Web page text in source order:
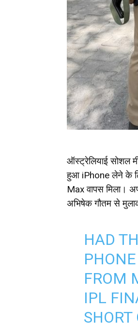
ऑस्ट्रेलियाई सोशल
हुआ iPhone लेने के
Max वापस मिला।
अभिषेक गौतम से
HAD
FROM
IPL